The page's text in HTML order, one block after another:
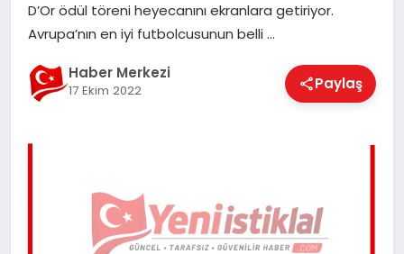
EKONOMI
D’Or ödül töreni heyecanını ekranlara getiriyor.
Avrupa’nın en iyi futbolcusunun belli …
Haber Merkezi
17 Ekim 2022 Paylaş